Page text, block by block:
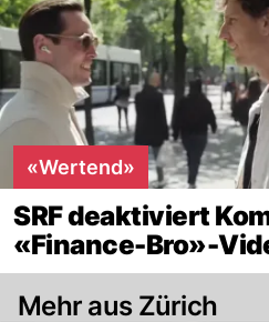
«Wertend»
SRF deaktiviert
«Finance-Bro»-
Mehr aus Zürich